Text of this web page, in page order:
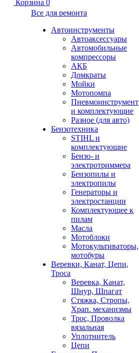
Корзина 0
Все для ремонта
Автоинструменты
Автоаксессуары
Автомобильные
компрессоры
АКБ
Домкраты
Мойки
Мотопомпа
Пневмоинструмент
и комплектующие
Разное (для авто)
Бензотехника
STIHL и
комплектующие
Бензо- и
электротриммера
Бензопилы и
электропилы
Генераторы и
электростанции
Комплектующее к
пилам
Масла
Мотоблоки
Мотокультиваторы,
мотобуры
Веревки, Канат, Цепи,
Троса
Веревка, Канат,
Шнур, Шпагат
Стяжка, Стропы,
Храп. механизмы
Трос, Проволка
вязальная
Уплотнитель
Цепи